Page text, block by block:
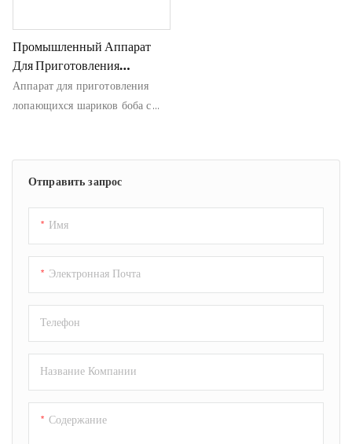
Отправить запрос
Имя
Электронная Почта
Телефон
Название Компании
Содержание
Промышленный Аппарат
Для Приготовления
Лопающихся Шариков Боба
Для Магазинов, Продающих
Аппарат для приготовления
лопающихся шариков боба с
стабильности и вкуса,
благодаря чему каждая партия
однородной и стабильной.